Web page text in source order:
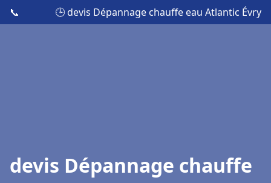
📞 🕒 devis Dépannage chauffe eau Atlantic Évry
devis Dépannage chauffe